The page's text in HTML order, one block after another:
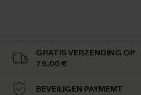
GRATIS VERZENDING OP
79,00 €
BEVEILIGEN PAYMEMT